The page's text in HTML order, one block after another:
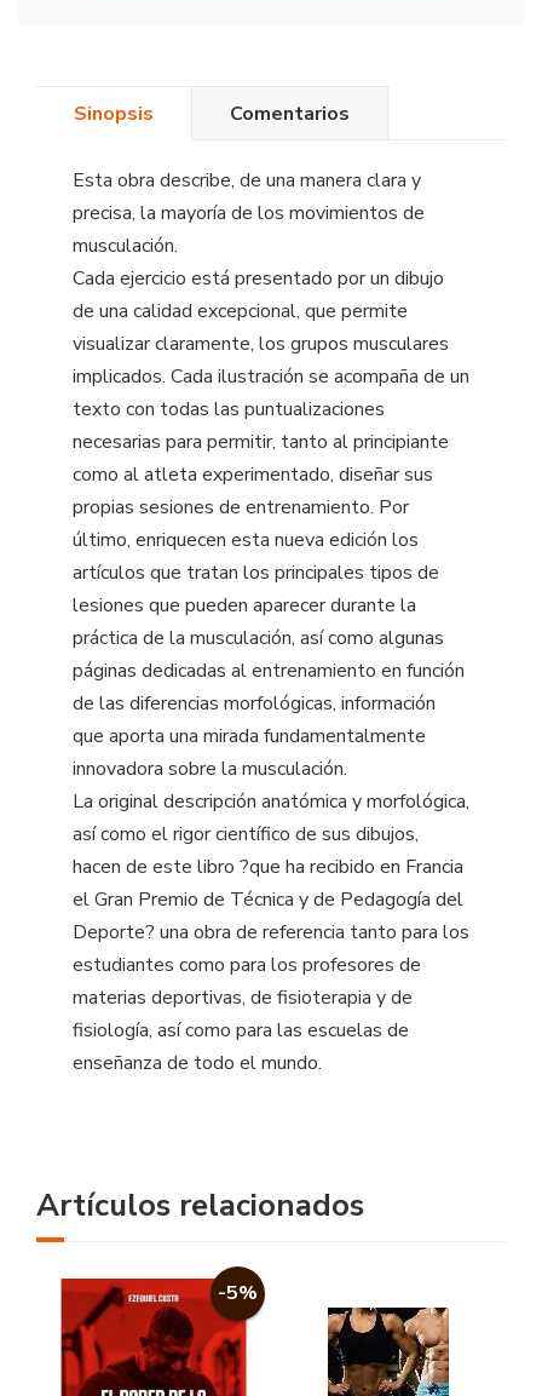
Sinopsis Comentarios
Esta obra describe, de una manera clara y
precisa, la mayoría de los movimientos de
musculación.
Cada ejercicio está presentado por un dibujo
de una calidad excepcional, que permite
visualizar claramente, los grupos musculares
implicados. Cada ilustración se acompaña de un
texto con todas las puntualizaciones
necesarias para permitir, tanto al principiante
como al atleta experimentado, diseñar sus
propias sesiones de entrenamiento. Por
último, enriquecen esta nueva edición los
artículos que tratan los principales tipos de
lesiones que pueden aparecer durante la
práctica de la musculación, así como algunas
páginas dedicadas al entrenamiento en función
de las diferencias morfológicas, información
que aporta una mirada fundamentalmente
innovadora sobre la musculación.
La original descripción anatómica y morfológica,
así como el rigor científico de sus dibujos,
hacen de este libro ?que ha recibido en Francia
el Gran Premio de Técnica y de Pedagogía del
Deporte? una obra de referencia tanto para los
estudiantes como para los profesores de
materias deportivas, de fisioterapia y de
fisiología, así como para las escuelas de
enseñanza de todo el mundo.
Artículos relacionados
-5%